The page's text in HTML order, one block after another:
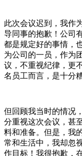
此次会议迟到，我作
导同事的抱歉！公司
都是规定好的事情，
为公司的一员，作为
议，不重视纪律，更
名员工而言，是十分
但回顾我当时的情况
分重视这次会议，甚
料和准备。但是，我
常和生活中，我却忽
作目标！我很抱歉，